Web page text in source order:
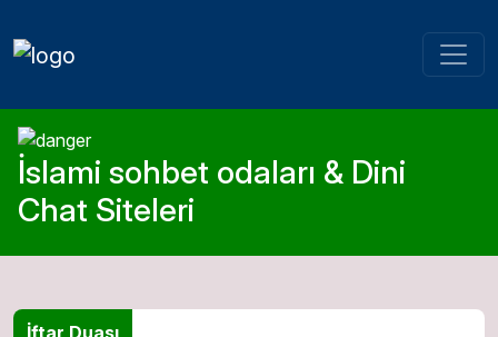
İslami sohbet odaları & Dini
Chat Siteleri